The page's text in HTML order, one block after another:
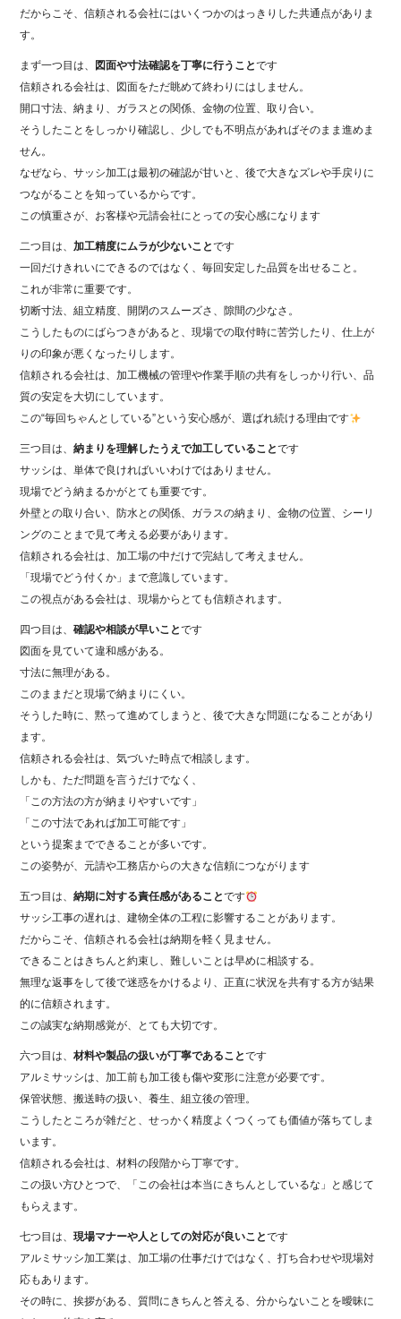
だからこそ、信頼される会社にはいくつかのはっきりした共通点がありま
す。
まず一つ目は、 図面や寸法確認を丁寧に行うことです
信頼される会社は、図面をただ眺めて終わりにはしません。
開口寸法、納まり、ガラスとの関係、金物の位置、取り合い。
そうしたことをしっかり確認し、少しでも不明点があればそのまま進めま
せん。
なぜなら、サッシ加工は最初の確認が甘いと、後で大きなズレや手戻りに
つながることを知っているからです。
この慎重さが、お客様や元請会社にとっての安心感になります
二つ目は、加工精度にムラが少ないことです
一回だけきれいにできるのではなく、毎回安定した品質を出せること。
これが非常に重要です。
切断寸法、組立精度、開閉のスムーズさ、隙間の少なさ。
こうしたものにばらつきがあると、現場での取付時に苦労したり、仕上が
りの印象が悪くなったりします。
信頼される会社は、加工機械の管理や作業手順の共有をしっかり行い、品
質の安定を大切にしています。
この“毎回ちゃんとしている”という安心感が、選ばれ続ける理由です
三つ目は、納まりを理解したうえで加工していることです
サッシは、単体で良ければいいわけではありません。
現場でどう納まるかがとても重要です。
外壁との取り合い、防水との関係、ガラスの納まり、金物の位置、シーリ
ングのことまで見て考える必要があります。
信頼される会社は、加工場の中だけで完結して考えません。
「現場でどう付くか」まで意識しています。
この視点がある会社は、現場からとても信頼されます。
四つ目は、確認や相談が早いことです
図面を見ていて違和感がある。
寸法に無理がある。
このままだと現場で納まりにくい。
そうした時に、黙って進めてしまうと、後で大きな問題になることがあり
ます。
信頼される会社は、気づいた時点で相談します。
しかも、ただ問題を言うだけでなく、
「この方法の方が納まりやすいです」
「この寸法であれば加工可能です」
という提案までできることが多いです。
この姿勢が、元請や工務店からの大きな信頼につながります
五つ目は、納期に対する責任感があることです
サッシ工事の遅れは、建物全体の工程に影響することがあります。
だからこそ、信頼される会社は納期を軽く見ません。
できることはきちんと約束し、難しいことは早めに相談する。
無理な返事をして後で迷惑をかけるより、正直に状況を共有する方が結果
的に信頼されます。
この誠実な納期感覚が、とても大切です。
六つ目は、材料や製品の扱いが丁寧であることです
アルミサッシは、加工前も加工後も傷や変形に注意が必要です。
保管状態、搬送時の扱い、養生、組立後の管理。
こうしたところが雑だと、せっかく精度よくつくっても価値が落ちてしま
います。
信頼される会社は、材料の段階から丁寧です。
この扱い方ひとつで、「この会社は本当にきちんとしているな」と感じて
もらえます。
七つ目は、現場マナーや人としての対応が良いことです
アルミサッシ加工業は、加工場の仕事だけではなく、打ち合わせや現場対
応もあります。
その時に、挨拶がある、質問にきちんと答える、分からないことを曖昧に